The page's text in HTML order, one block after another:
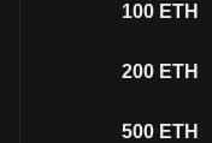
100 ETH
200 ETH
500 ETH